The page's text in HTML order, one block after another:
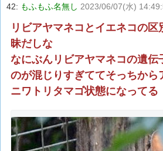
42: もふもふ名無し 2023/06/07(水)
リビアヤマネコとイエネコの
昧だしな
なにぶんリビアヤマネコの遺伝
のが混じりすぎててそっちから
ニワトリタマゴ状態になってる